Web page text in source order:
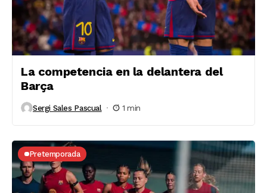
La competencia en la delantera del
Barça
Sergi Sales Pascual 1 min
Pretemporada